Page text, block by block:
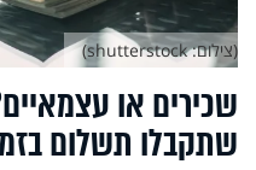
שכירים או
שתקבלו תשלום
(צילום: shutterstock)